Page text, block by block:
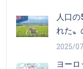
人口
れた〟
2025/
ヨー